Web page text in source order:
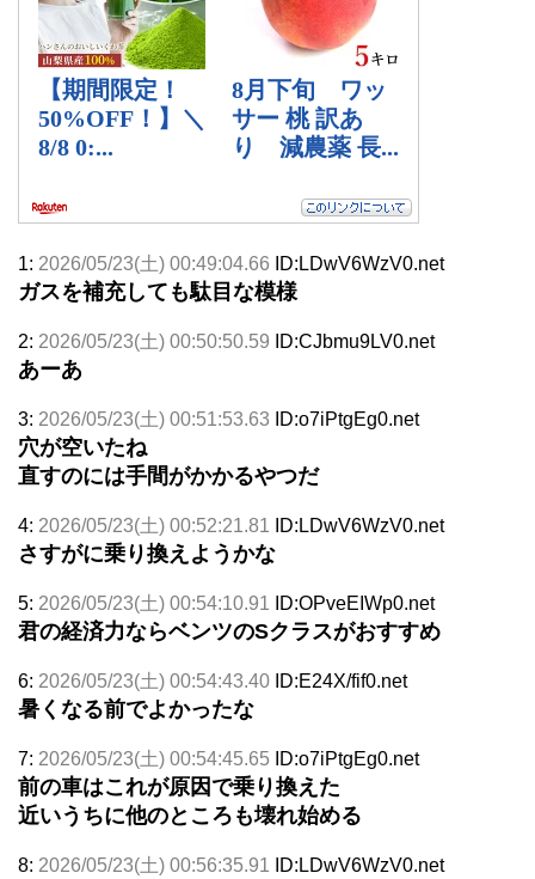
1: 2026/05/23(土) 00:49:04.66 ID:LDwV6WzV0.net
ガスを補充しても駄目な模様
2: 2026/05/23(土) 00:50:50.59 ID:CJbmu9LV0.net
あーあ
3: 2026/05/23(土) 00:51:53.63 ID:o7iPtgEg0.net
穴が空いたね
直すのには手間がかかるやつだ
4: 2026/05/23(土) 00:52:21.81 ID:LDwV6WzV0.net
さすがに乗り換えようかな
5: 2026/05/23(土) 00:54:10.91 ID:OPveEIWp0.net
君の経済力ならベンツのSクラスがおすすめ
6: 2026/05/23(土) 00:54:43.40 ID:E24X/fif0.net
暑くなる前でよかったな
7: 2026/05/23(土) 00:54:45.65 ID:o7iPtgEg0.net
前の車はこれが原因で乗り換えた
近いうちに他のところも壊れ始める
8: 2026/05/23(土) 00:56:35.91 ID:LDwV6WzV0.net